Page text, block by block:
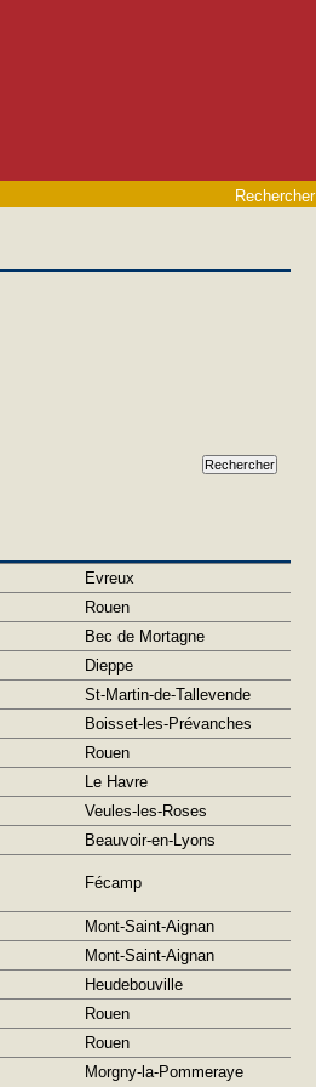
Rechercher
Evreux
Rouen
Bec de Mortagne
Dieppe
St-Martin-de-Tallevende
Boisset-les-Prévanches
Rouen
Le Havre
Veules-les-Roses
Beauvoir-en-Lyons
Fécamp
Mont-Saint-Aignan
Mont-Saint-Aignan
Heudebouville
Rouen
Rouen
Morgny-la-Pommeraye